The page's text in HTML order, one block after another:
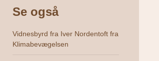
Se også
Vidnesbyrd fra Iver Nordentoft fra
Klimabevægelsen